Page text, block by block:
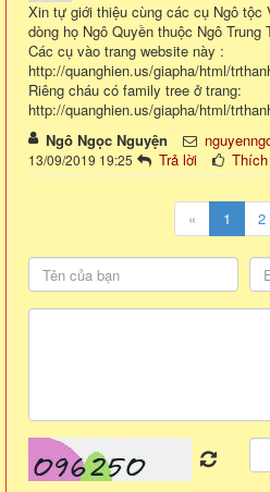
Xin tự giới thiệu cùng các cụ Ngô tộc
dòng họ Ngô Quyền thuộc Ngô
Các cụ vào trang website này :
http://quanghien.us/giapha/html/
Riêng cháu có family tree ở trang:
http://quanghien.us/giapha/html/
Ngô Ngọc Nguyện
13/09/2019 19:25 Trả lời Thích
« 1 2